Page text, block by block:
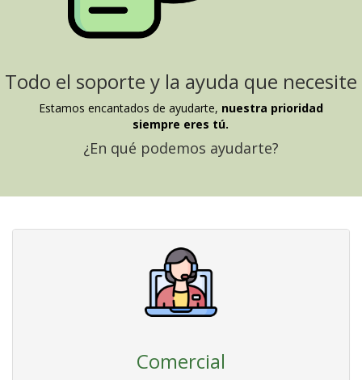
Todo el soporte y la ayuda que necesite
Estamos encantados de ayudarte, nuestra prioridad
siempre eres tú.
¿En qué podemos ayudarte?
Comercial